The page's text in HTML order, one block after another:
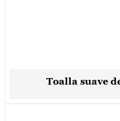
Toalla suave